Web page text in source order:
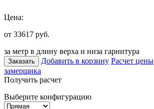
Цена:
от 33617 руб.
за метр в длину верха и низа гарнитура
Заказать Добавить в корзину Расчет цены
замерщика
Получить расчет
Выберите конфигурацию